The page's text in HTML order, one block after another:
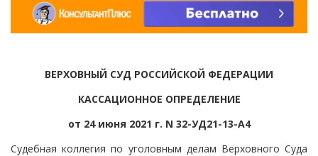
ВЕРХОВНЫЙ СУД РОССИЙСКОЙ ФЕДЕРАЦИИ
КАССАЦИОННОЕ ОПРЕДЕЛЕНИЕ
от 24 июня 2021 г. N 32-УД21-13-А4
Судебная коллегия по уголовным делам Верховного Суда